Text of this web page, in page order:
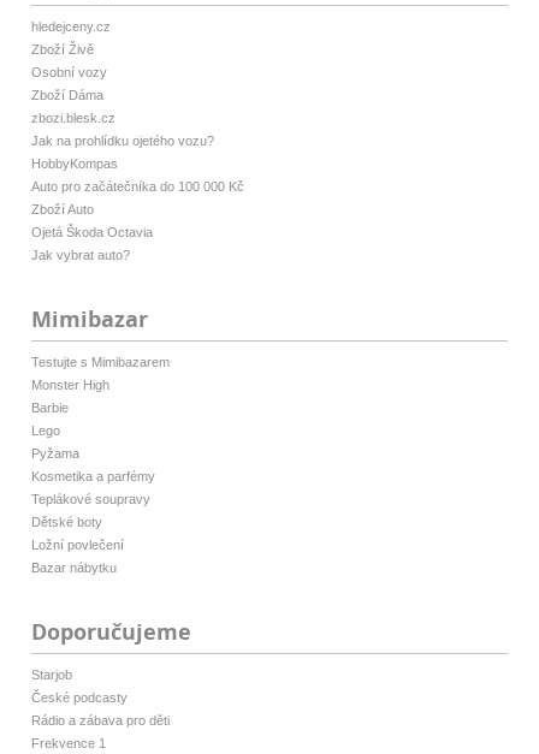
hledejceny.cz
Zboží Živě
Osobní vozy
Zboží Dáma
zbozi.blesk.cz
Jak na prohlídku ojetého vozu?
HobbyKompas
Auto pro začátečníka do 100 000 Kč
Zboží Auto
Ojetá Škoda Octavia
Jak vybrat auto?
Mimibazar
Testujte s Mimibazarem
Monster High
Barbie
Lego
Pyžama
Kosmetika a parfémy
Teplákové soupravy
Dětské boty
Ložní povlečení
Bazar nábytku
Doporučujeme
Starjob
České podcasty
Rádio a zábava pro děti
Frekvence 1